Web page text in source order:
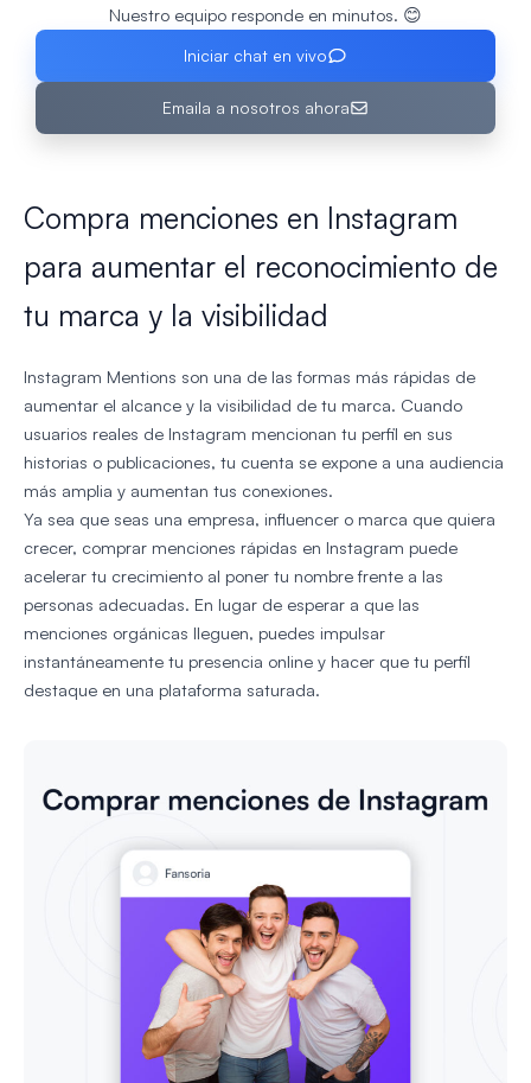
Nuestro equipo responde en minutos. 😊
Iniciar chat en vivo
Emaila a nosotros ahora
Compra menciones en Instagram
para aumentar el reconocimiento de
tu marca y la visibilidad
Instagram Mentions son una de las formas más rápidas de
aumentar el alcance y la visibilidad de tu marca. Cuando
usuarios reales de Instagram mencionan tu perfil en sus
historias o publicaciones, tu cuenta se expone a una audiencia
más amplia y aumentan tus conexiones.
Ya sea que seas una empresa, influencer o marca que quiera
crecer, comprar menciones rápidas en Instagram puede
acelerar tu crecimiento al poner tu nombre frente a las
personas adecuadas. En lugar de esperar a que las
menciones orgánicas lleguen, puedes impulsar
instantáneamente tu presencia online y hacer que tu perfil
destaque en una plataforma saturada.